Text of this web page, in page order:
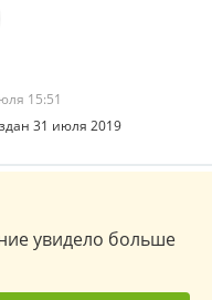
15:51
31 июля 2019
увидело больше